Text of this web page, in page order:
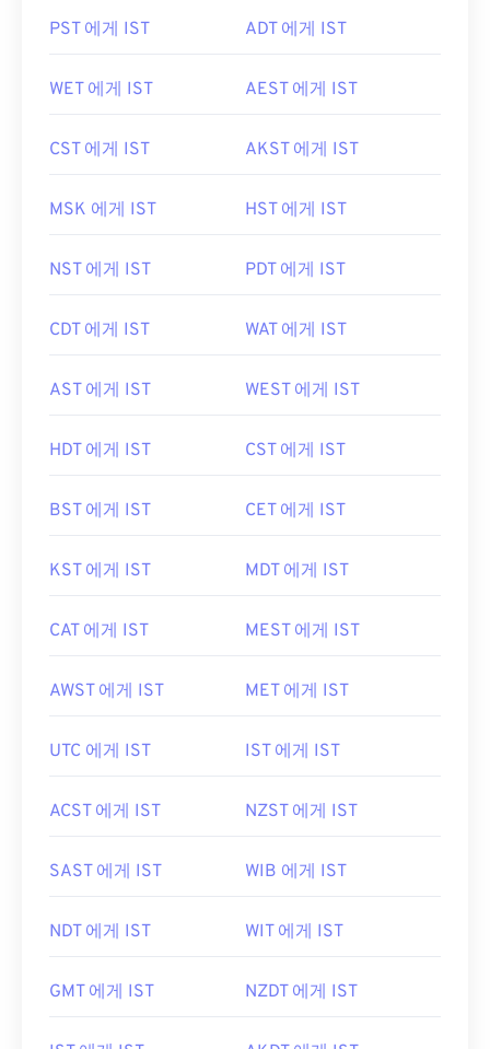
PST 에게 IST ADT 에게 IST
WET 에게 IST AEST 에게 IST
CST 에게 IST AKST 에게 IST
MSK 에게 IST HST 에게 IST
NST 에게 IST PDT 에게 IST
CDT 에게 IST WAT 에게 IST
AST 에게 IST WEST 에게 IST
HDT 에게 IST CST 에게 IST
BST 에게 IST CET 에게 IST
KST 에게 IST MDT 에게 IST
CAT 에게 IST MEST 에게 IST
AWST 에게 IST MET 에게 IST
UTC 에게 IST IST 에게 IST
ACST 에게 IST NZST 에게 IST
SAST 에게 IST WIB 에게 IST
NDT 에게 IST WIT 에게 IST
GMT 에게 IST NZDT 에게 IST